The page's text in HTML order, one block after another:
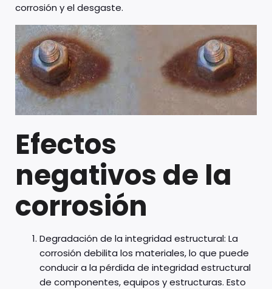
corrosión y el desgaste.
Efectos
negativos de la
corrosión
Degradación de la integridad estructural: La
corrosión debilita los materiales, lo que puede
conducir a la pérdida de integridad estructural
de componentes, equipos y estructuras. Esto